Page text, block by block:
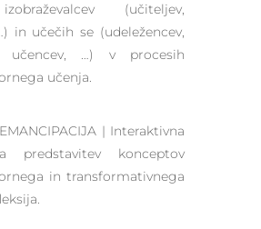
(učiteljev,
in učečih se (udeležencev,
učencev, …) v procesih
učenja.
EMANCIPACIJA | Interaktivna
predstavitev konceptov
in transformativnega